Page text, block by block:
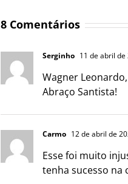
8 Comentários
Serginho 11 de abril
Wagner
Abraço Santista!
Carmo 12 de abril de
Esse foi muito
tenha sucesso na